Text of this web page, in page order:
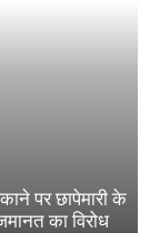
पर छापेमारी के
का विरोध